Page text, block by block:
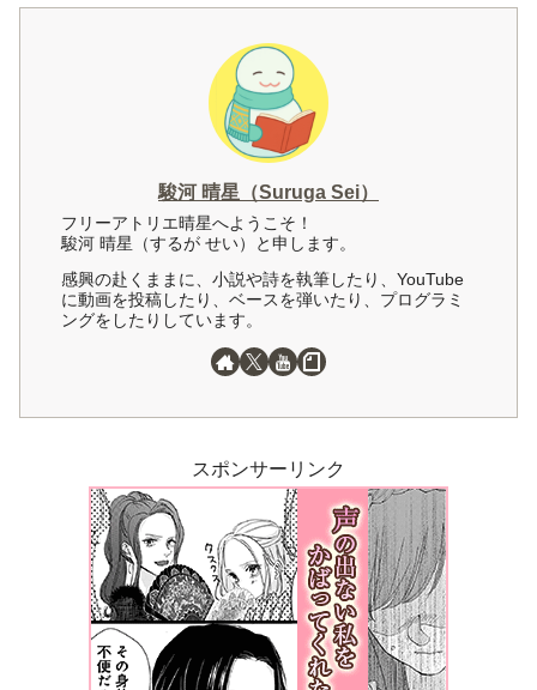
駿河 晴星（Suruga Sei）
フリーアトリエ晴星へようこそ！
駿河 晴星（するが せい）と申します。
感興の赴くままに、小説や詩を執筆したり、YouTube
に動画を投稿したり、ベースを弾いたり、プログラミ
ングをしたりしています。
スポンサーリンク